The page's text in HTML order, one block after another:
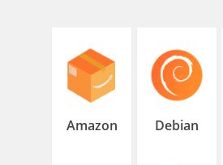
Amazon Debian